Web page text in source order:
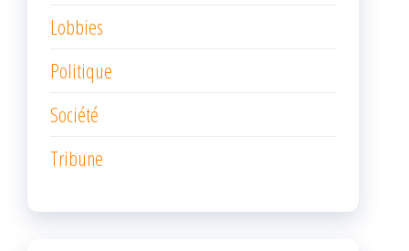
Lobbies
Politique
Société
Tribune